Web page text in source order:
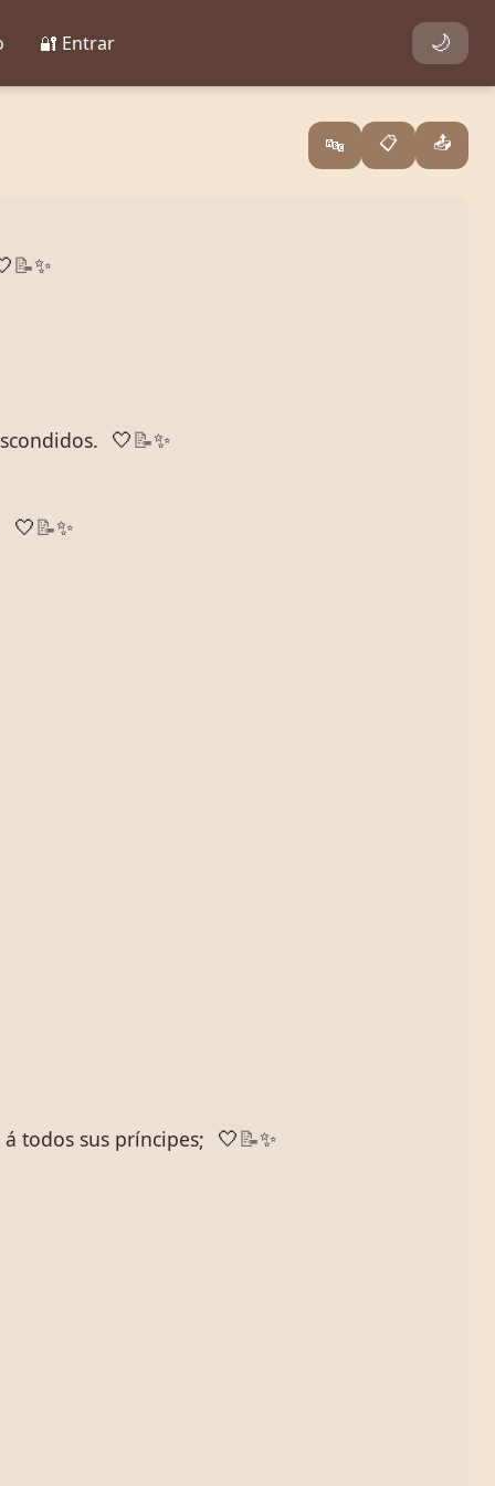
🔐 Entrar 🌙
🔤 📋 📤
📝✨
🤍 📝✨
🤍 📝✨
todos sus príncipes; 🤍 📝✨